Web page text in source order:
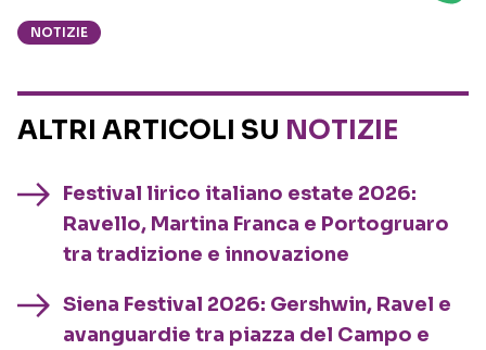
NOTIZIE
ALTRI ARTICOLI SU NOTIZIE
Festival lirico italiano estate 2026:
Ravello, Martina Franca e Portogruaro
tra tradizione e innovazione
Siena Festival 2026: Gershwin, Ravel e
avanguardie tra piazza del Campo e